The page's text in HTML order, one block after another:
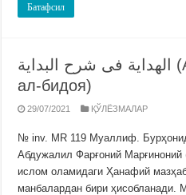
Батафсил
الهداية فى شرح البداية (Ал-Ҳидоя фи шарҳ
ал-бидоя)
29/07/2021 ҚЎЛЁЗМАЛАР
№ inv. MR 119 Муаллиф.
Абдужалил Фарғоний
ислом оламидаги Ҳанафий
манбалардан бири ҳисобланади.